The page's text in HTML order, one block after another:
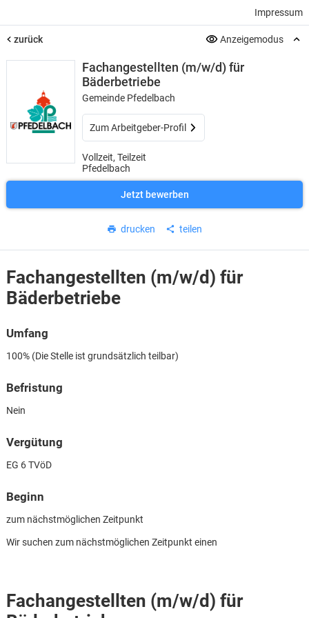
Impressum
zurück Anzeigemodus
Fachangestellten (m/w/d) für
Bäderbetriebe
Gemeinde Pfedelbach
Zum Arbeitgeber-Profil
Vollzeit, Teilzeit
Pfedelbach
Jetzt bewerben
drucken teilen
Fachangestellten (m/w/d) für
Bäderbetriebe
Umfang
100% (Die Stelle ist grundsätzlich teilbar)
Befristung
Nein
Vergütung
EG 6 TVöD
Beginn
zum nächstmöglichen Zeitpunkt
Wir suchen zum nächstmöglichen Zeitpunkt einen
Fachangestellten (m/w/d) für